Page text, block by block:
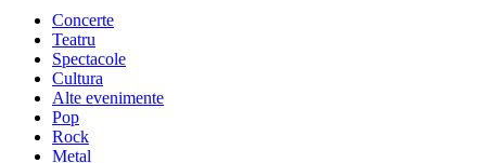
Concerte
Teatru
Spectacole
Cultura
Alte evenimente
Pop
Rock
Metal